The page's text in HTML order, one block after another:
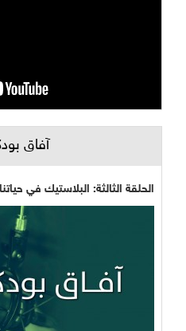
آفاق
الحلقة الثالثة: البلاستيك في